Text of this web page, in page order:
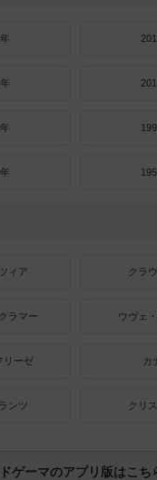
ィア クラ
ラマー ウヴェ
リーゼ カ
ンツ クリ
ゲーマのアプリ版はこち